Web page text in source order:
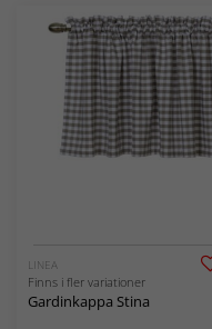
LINEA
Finns i fler variationer
Gardinkappa Stina